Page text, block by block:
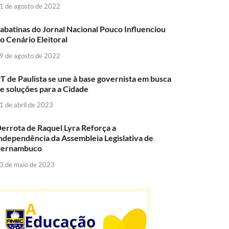
de agosto de 2022
do Jornal Nacional Pouco Influenciou
Cenário Eleitoral
de agosto de 2022
de Paulista se une à base governista em busca
soluções para a Cidade
de abril de 2023
de Raquel Lyra Reforça a
da Assembleia Legislativa de
de maio de 2023